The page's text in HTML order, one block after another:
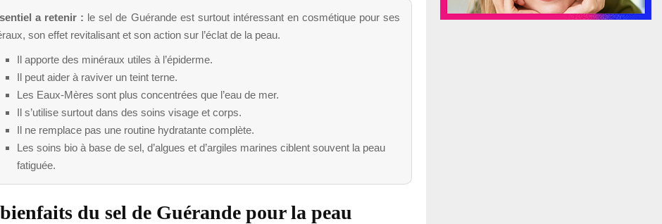
a retenir : le sel de Guérande est surtout intéressant en cosmétique pour ses
son effet revitalisant et son action sur l’éclat de la peau.
Il apporte des minéraux utiles à l’épiderme.
Il peut aider à raviver un teint terne.
Les Eaux-Mères sont plus concentrées que l’eau de mer.
Il s’utilise surtout dans des soins visage et corps.
Il ne remplace pas une routine hydratante complète.
Les soins bio à base de sel, d’algues et d’argiles marines ciblent souvent la peau
fatiguée.
du sel de Guérande pour la peau